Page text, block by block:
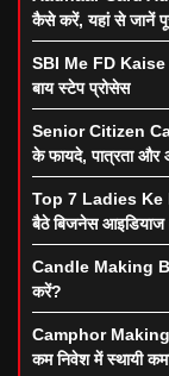
कैसे करें, यहां से जानें
SBI Me FD
बाय स्टेप प्रोसेस
Senior Citizen
के फायदे, पात्रता और
Top 7 Ladies Ke
बैठे बिजनेस आइडियाज
Candle Making
करें?
Camphor Making
कम निवेश में स्थायी